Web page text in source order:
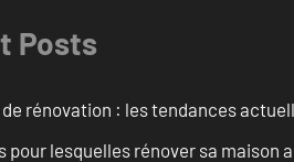
Posts
rénovation : les tendances
pour lesquelles rénover sa maison